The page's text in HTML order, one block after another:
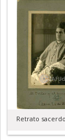
Retrato